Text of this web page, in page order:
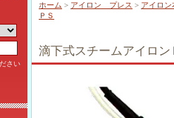
さい
ホーム > アイロン プレス > アイロ
ＰＳ
滴下式スチームアイロン